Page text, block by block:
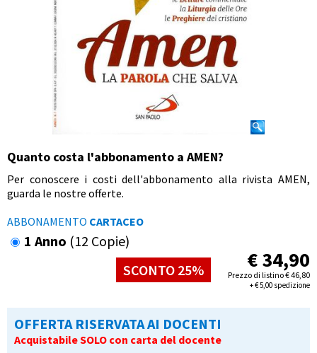
Quanto costa l'abbonamento a AMEN?
Per conoscere i costi dell'abbonamento alla rivista AMEN,
guarda le nostre offerte.
ABBONAMENTO CARTACEO
1 Anno (12 Copie)
SCONTO 25%
€34,90
Prezzo di listino€46,80
+€5,00 spedizione
OFFERTA RISERVATA AI DOCENTI
Acquistabile SOLO con carta del docente